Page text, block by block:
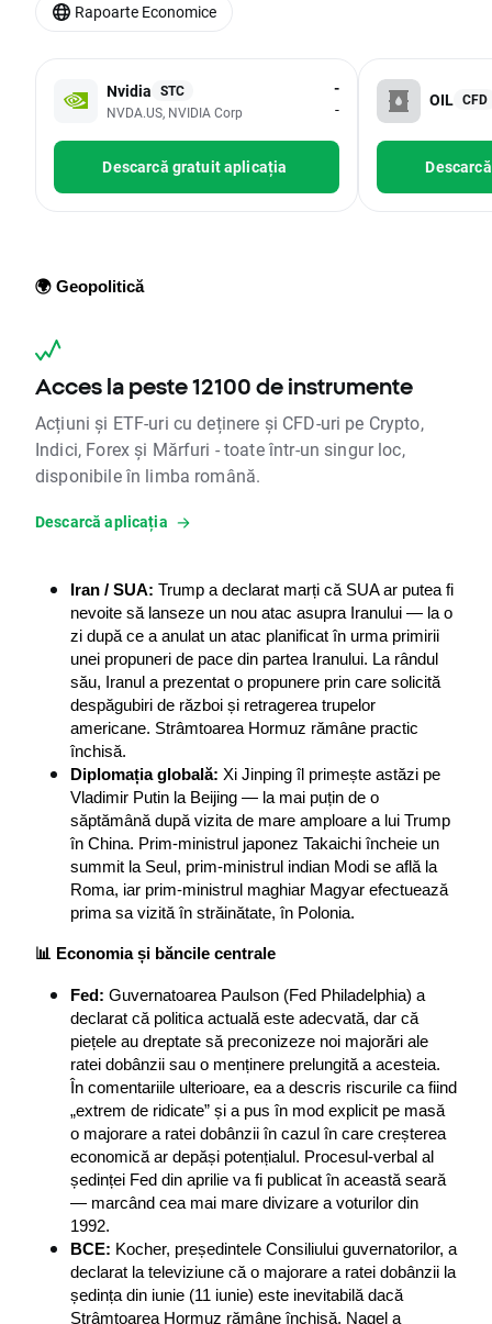
Nvidia STC
NVDA.US, NVIDIA Corp
-
-
Descarcă gratuit aplicația
OIL CFD
🌍 Geopolitică
Acces la peste 12100 de instrumente
Acțiuni și ETF-uri cu deținere și CFD-uri pe Crypto,
Indici, Forex și Mărfuri - toate într-un singur loc,
disponibile în limba română.
Descarcă aplicația
Iran / SUA: Trump a declarat marți că SUA ar putea fi
nevoite să lanseze un nou atac asupra Iranului — la o
zi după ce a anulat un atac planificat în urma primirii
unei propuneri de pace din partea Iranului. La rândul
său, Iranul a prezentat o propunere prin care solicită
despăgubiri de război și retragerea trupelor
americane. Strâmtoarea Hormuz rămâne practic
închisă.
Diplomația globală: Xi Jinping îl primește astăzi pe
Vladimir Putin la Beijing — la mai puțin de o
săptămână după vizita de mare amploare a lui Trump
în China. Prim-ministrul japonez Takaichi încheie un
summit la Seul, prim-ministrul indian Modi se află la
Roma, iar prim-ministrul maghiar Magyar efectuează
prima sa vizită în străinătate, în Polonia.
📊 Economia și băncile centrale
Fed: Guvernatoarea Paulson (Fed Philadelphia) a
declarat că politica actuală este adecvată, dar că
piețele au dreptate să preconizeze noi majorări ale
ratei dobânzii sau o menținere prelungită a acesteia.
În comentariile ulterioare, ea a descris riscurile ca fiind
„extrem de ridicate” și a pus în mod explicit pe masă
o majorare a ratei dobânzii în cazul în care creșterea
economică ar depăși potențialul. Procesul-verbal al
ședinței Fed din aprilie va fi publicat în această seară
— marcând cea mai mare divizare a voturilor din
1992.
BCE: Kocher, președintele Consiliului guvernatorilor, a
declarat la televiziune că o majorare a ratei dobânzii la
ședința din iunie (11 iunie) este inevitabilă dacă
Strâmtoarea Hormuz rămâne închisă. Nagel a
Rapoarte Economice